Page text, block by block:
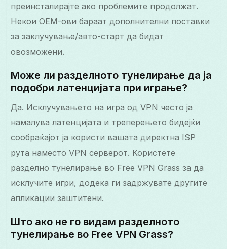
преинсталирајте ако проблемите продолжат.
Некои OEM-ови бараат дополнителни поставки
за заклучување/авто-старт да бидат
овозможени.
Може ли разделното тунелирање да ја
подобри латенцијата при играње?
Да. Исклучувањето на игра од VPN често ја
намалува латенцијата и треперењето бидејќи
сообраќајот ја користи вашата директна ISP
рута наместо VPN серверот. Користете
разделно тунелирање во Free VPN Grass за да
исклучите игри, додека ги задржувате другите
апликации заштитени.
Што ако не го видам разделното
тунелирање во Free VPN Grass?